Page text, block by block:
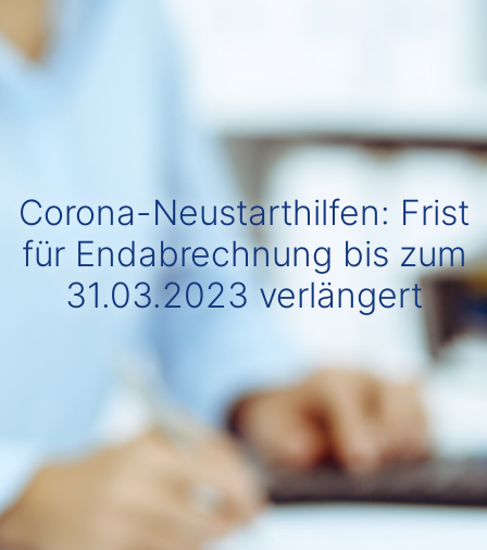
Corona-Neustarthilfen: Frist
für Endabrechnung bis zum
31.03.2023 verlängert